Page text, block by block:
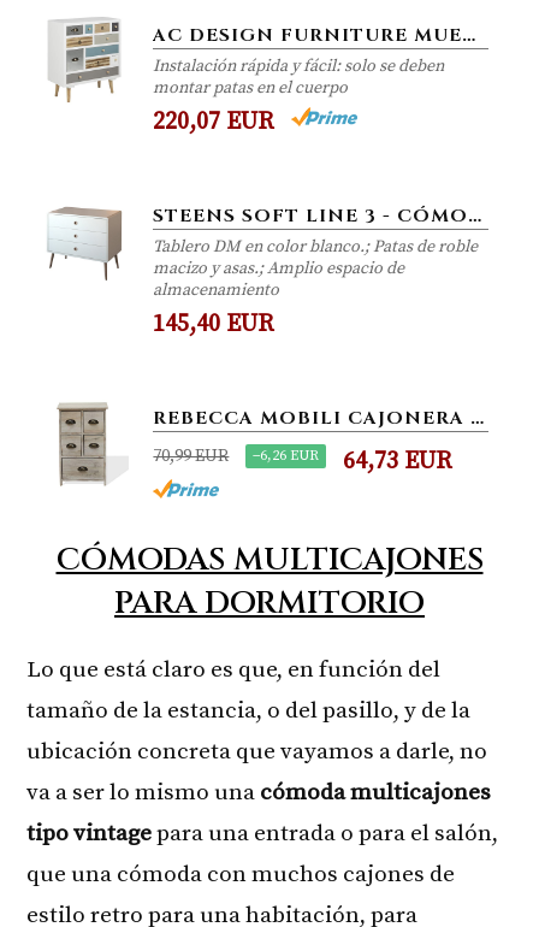
AC DESIGN FURNITURE MUEBLES DE DISEÑO CÓMODA SUWEN CAJONES MULTICOLORES, PATAS DE PINO, LACADO TRANSPARENTE, 11...
Instalación rápida y fácil: solo se deben
montar patas en el cuerpo
220,07 EUR
STEENS SOFT LINE 3 - CÓMODA CON 3 CAJONES, COLOR BLANCO
Tablero DM en color blanco.; Patas de roble
macizo y asas.; Amplio espacio de
almacenamiento
145,40 EUR
REBECCA MOBILI CAJONERA DE 5 CAJONES, MESILLA DE NOCHE BLANCA, PARA DORMITORIO BAÑO, MADERA DE PAULOWNIA - MEDIDAS: 66...
70,99 EUR −6,26 EUR 64,73 EUR
CÓMODAS MULTICAJONES
PARA DORMITORIO
Lo que está claro es que, en función del
tamaño de la estancia, o del pasillo, y de la
ubicación concreta que vayamos a darle, no
va a ser lo mismo una cómoda multicajones
tipo vintagepara una entrada o para el salón,
que una cómoda con muchos cajones de
estilo retro para una habitación, para